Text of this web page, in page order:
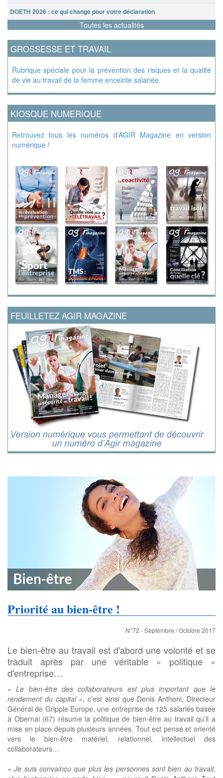
DOETH 2026 : ce qui change pour votre déclaration
Toutes les actualités
GROSSESSE ET TRAVAIL
Rubrique spéciale pour la prévention des risques et la qualité
de vie au travail de la femme enceinte salariée.
KIOSQUE NUMERIQUE
Retrouvez tous les numéros d’AGIR Magazine en version
numérique !
FEUILLETEZ AGIR MAGAZINE
Priorité au bien-être !
N°72 - Septembre / Octobre 2017
Le bien-être au travail est d'abord une volonté et se
traduit après par une véritable « politique »
d'entreprise…
« Le bien-être des collaborateurs est plus important que le
rendement du capital », c’est ainsi que Denis Anthoni, Directeur
Général de Gripple Europe, une entreprise de 125 salariés basée
à Obernai (67) résume la politique de bien-être au travail qu’il a
mise en place depuis plusieurs années. Tout est pensé et orienté
vers le bien-être matériel, relationnel, intellectuel des
collaborateurs…
« Je suis convaincu que plus les personnes sont bien au travail,